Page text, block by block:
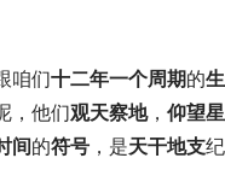
咱们十二年一个周期的
，他们观天察地， 仰望星
间的符号 ，是天干地支